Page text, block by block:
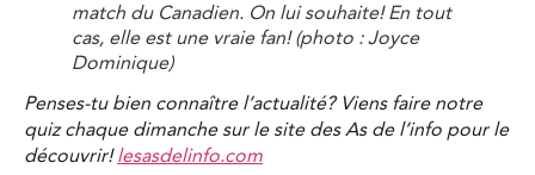
match du Canadien. On lui souhaite! En tout
cas, elle est une vraie fan! (photo : Joyce
Dominique)
Penses-tu bien connaître l’actualité? Viens faire notre
quiz chaque dimanche sur le site des As de l’info pour le
découvrir!lesasdelinfo.com